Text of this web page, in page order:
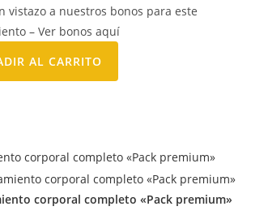
vistazo a nuestros bonos para este
– Ver bonos aquí
AL CARRITO
corporal completo «Pack premium»